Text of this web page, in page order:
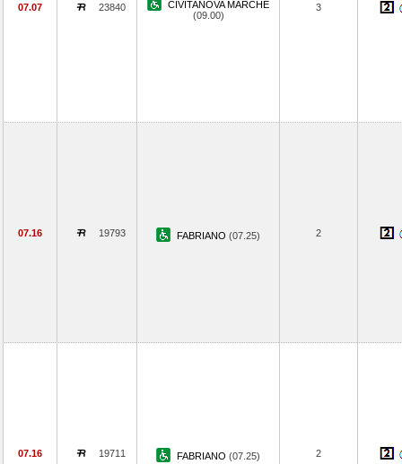
07.07 23840
CIVITANOVA MARCHE
(09.00)
3
07.16 19793 FABRIANO (07.25) 2
07.16 19711 FABRIANO (07.25) 2